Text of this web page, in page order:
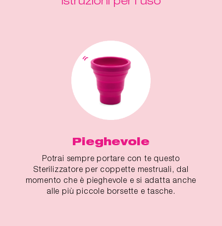
Pieghevole
Potrai sempre portare con te questo
Sterilizzatore per coppette mestruali, dal
momento che è pieghevole e si adatta anche
alle più piccole borsette e tasche.